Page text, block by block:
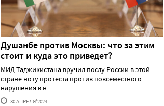
Душанбе против Москвы: что за этим
стоит и куда это приведет?
МИД Таджикистана вручил послу России в этой
стране ноту протеста против повсеместного
нарушения в н......
30 АПРЕЛЯ'2024